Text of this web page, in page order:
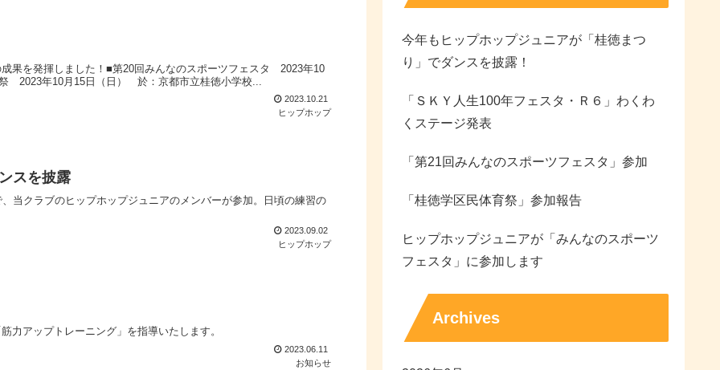
果を発揮しました！■第20回みんなのスポーツフェスタ 2023年10
2023年10月15日（日） 於：京都市立桂徳小学校...
2023.10.21
ヒップホップ
スを披露
当クラブのヒップホップジュニアのメンバーが参加。日頃の練習の
2023.09.02
ヒップホップ
力アップトレーニング」を指導いたします。
2023.06.11
お知らせ
今年もヒップホップジュニアが「桂徳まつ
り」でダンスを披露！
「ＳＫＹ人生100年フェスタ・Ｒ６」わくわ
くステージ発表
「第21回みんなのスポーツフェスタ」参加
「桂徳学区民体育祭」参加報告
ヒップホップジュニアが「みんなのスポーツ
フェスタ」に参加します
Archives